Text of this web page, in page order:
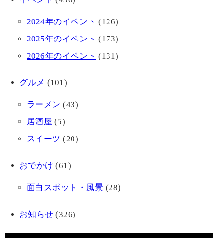
2024年のイベント (126)
2025年のイベント (173)
2026年のイベント (131)
グルメ (101)
ラーメン (43)
居酒屋 (5)
スイーツ (20)
おでかけ (61)
面白スポット・風景 (28)
お知らせ (326)